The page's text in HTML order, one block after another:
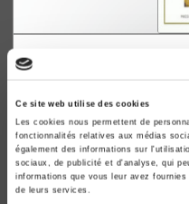
Ce site web utilise des cookies
Les cookies nous permettent de
fonctionnalités relatives aux médias
également des informations sur
sociaux, de publicité et d'analyse, qui
informations que vous leur avez
de leurs services.
La Société civile face
Roger Sue